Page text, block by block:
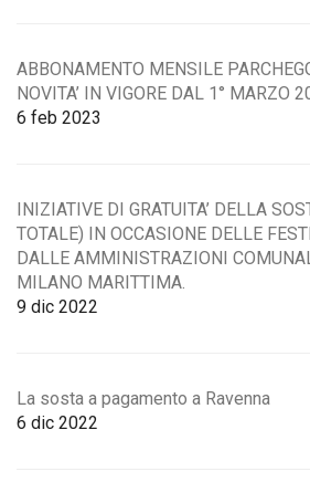
ABBONAMENTO MENSILE
NOVITA’ IN VIGORE DAL 1° MARZO
6 feb 2023
INIZIATIVE DI GRATUITA’ DELLA
TOTALE) IN OCCASIONE DELLE
DALLE AMMINISTRAZIONI
MILANO MARITTIMA.
9 dic 2022
La sosta a pagamento a Ravenna
6 dic 2022